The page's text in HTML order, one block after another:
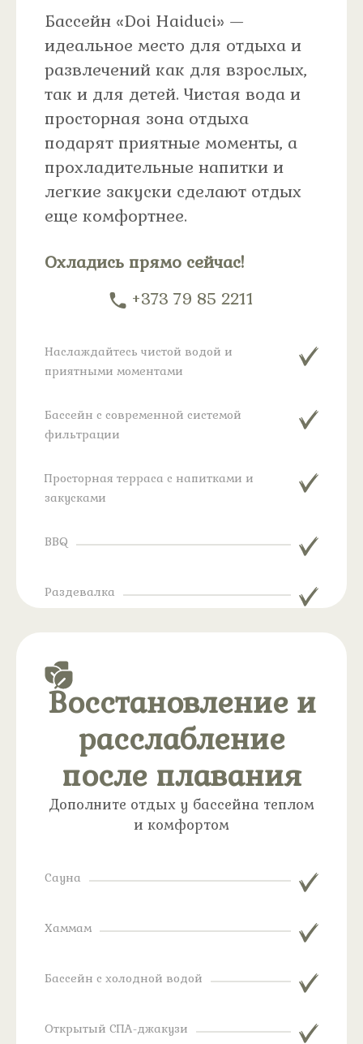
Бассейн «Doi Haiduci» —
идеальное место для отдыха и
развлечений как для взрослых,
так и для детей. Чистая вода и
просторная зона отдыха
подарят приятные моменты, а
прохладительные напитки и
легкие закуски сделают отдых
еще комфортнее.
Охладись прямо сейчас!
+373 79 85 2211
Наслаждайтесь чистой водой и
приятными моментами
Бассейн с современной системой
фильтрации
Просторная терраса с напитками и
закусками
BBQ
Раздевалка
Восстановление и
расслабление
после плавания
Дополните отдых у бассейна теплом
и комфортом
Сауна
Хаммам
Бассейн с холодной водой
Открытый СПА-джакузи